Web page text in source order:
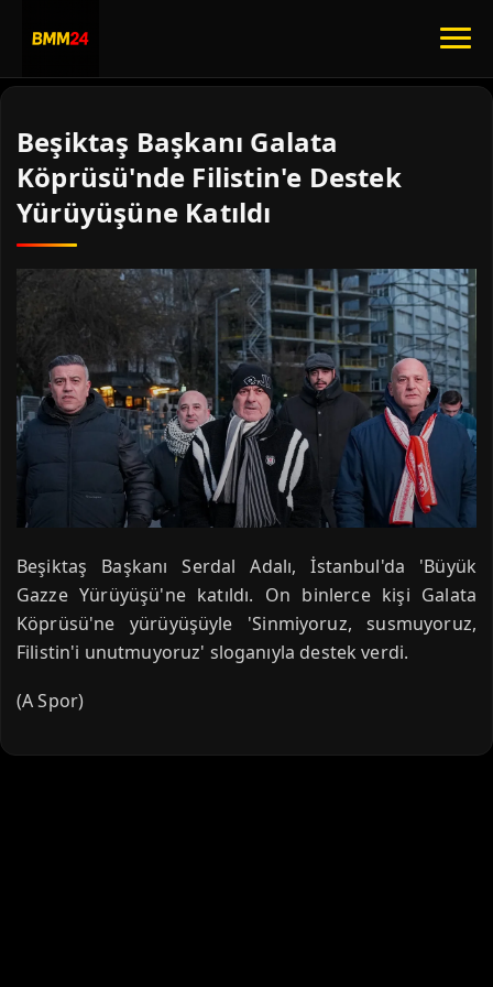
Beşiktaş Başkanı Galata
Köprüsü'nde Filistin'e Destek
Yürüyüşüne Katıldı
Beşiktaş Başkanı Serdal Adalı, İstanbul'da 'Büyük
Gazze Yürüyüşü'ne katıldı. On binlerce kişi Galata
Köprüsü'ne yürüyüşüyle 'Sinmiyoruz, susmuyoruz,
Filistin'i unutmuyoruz' sloganıyla destek verdi.
(A Spor)